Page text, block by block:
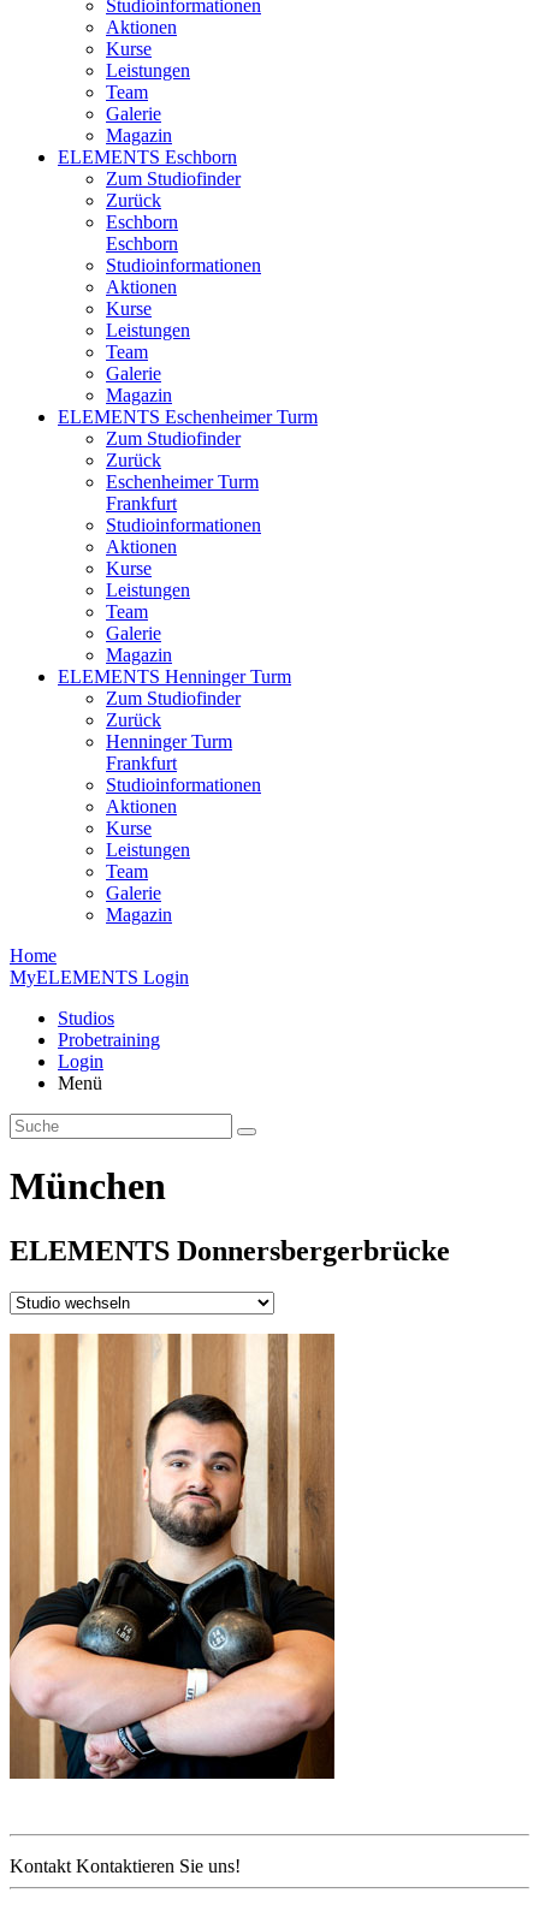
Studioinformationen
Aktionen
Kurse
Leistungen
Team
Galerie
Magazin
ELEMENTS Eschborn
Zum Studiofinder
Zurück
Esch­born
Eschborn
Studioinformationen
Aktionen
Kurse
Leistungen
Team
Galerie
Magazin
ELEMENTS Eschenheimer Turm
Zum Studiofinder
Zurück
Eschen­heimer Turm
Frankfurt
Studioinformationen
Aktionen
Kurse
Leistungen
Team
Galerie
Magazin
ELEMENTS Henninger Turm
Zum Studiofinder
Zurück
Henninger Turm
Frankfurt
Studioinformationen
Aktionen
Kurse
Leistungen
Team
Galerie
Magazin
Home
MyELEMENTS Login
Studios
Probe­training
Login
Menü
München
ELEMENTS Donners­berger­brücke
Kontakt Kontaktieren Sie uns!